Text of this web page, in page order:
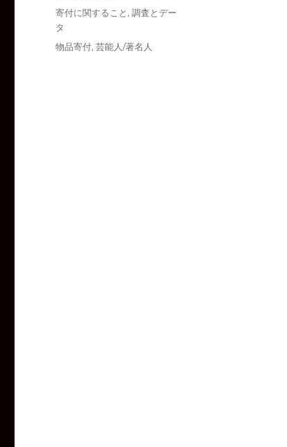
稿
日:
カ
テ
ゴ
寄付に関すること,調査とデー
タ
タ
物品寄付,芸能人/著名人